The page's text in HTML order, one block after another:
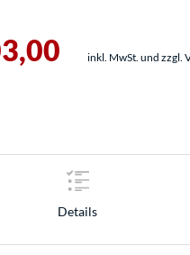
inkl. MwSt. und zzgl.
Details